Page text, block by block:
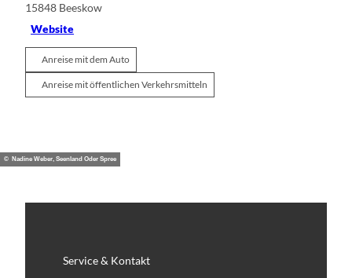
15848 Beeskow
Website
Anreise mit dem Auto
Anreise mit öffentlichen Verkehrsmitteln
© Nadine Weber, Seenland Oder Spree
Service & Kontakt